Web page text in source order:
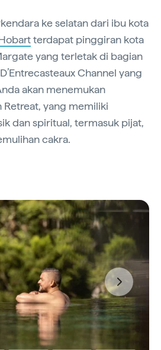
ke selatan dari ibu kota
terdapat pinggiran kota
yang terletak di bagian
Channel yang
akan menemukan
yang memiliki
dan spiritual, termasuk pijat,
cakra.